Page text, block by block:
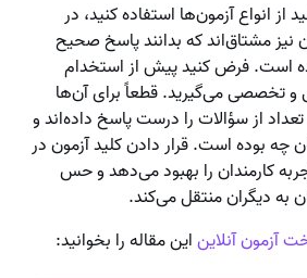
از انواع آزمون‌ها استفاده کنید، در
نیز مشتاق‌اند که بدانند پاسخ صحیح
است. فرض کنید پیش از استخدام
و تخصصی می‌گیرید. قطعاً برای آن‌ها
از سؤالات را درست پاسخ داده‌اند و
چه بوده است. قرار دادن کلید آزمون در
کارمندان را بهبود می‌دهد و حس
به دیگران منتقل می‌کند.
آزمون آنلایناین مقاله را بخوانید: